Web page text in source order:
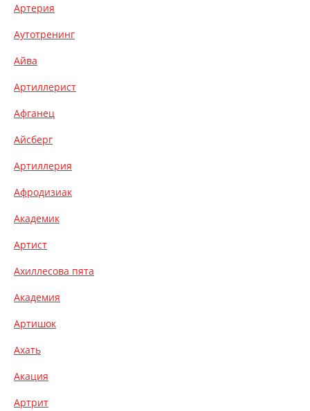
Артерия
Аутотренинг
Айва
Артиллерист
Афганец
Айсберг
Артиллерия
Афродизиак
Академик
Артист
Ахиллесова пята
Академия
Артишок
Ахать
Акация
Артрит